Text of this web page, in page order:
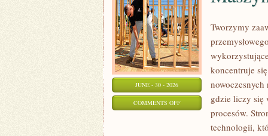
JUNE - 30 - 2026
COMMENTS OFFON
Tworzymy
koncentruje
gdzie liczy się
procesów.
technologii,